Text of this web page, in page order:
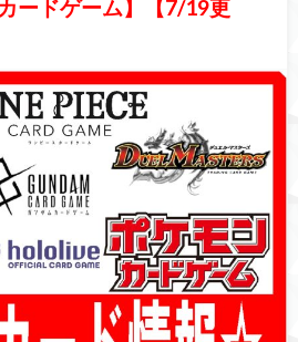
ードゲーム】【7/19更